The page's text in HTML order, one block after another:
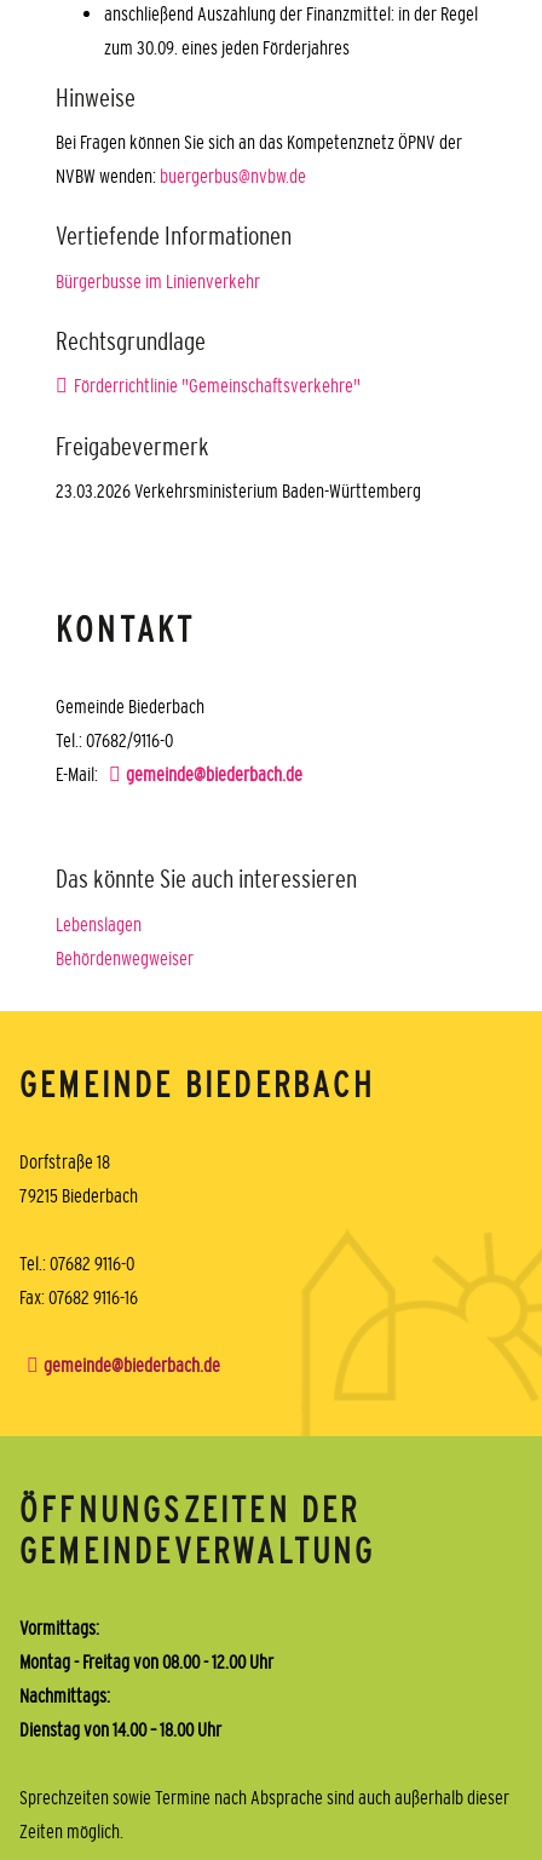
anschließend Auszahlung der Finanzmittel: in der Regel
zum 30.09. eines jeden Förderjahres
Hinweise
Bei Fragen können Sie sich an das Kompetenznetz ÖPNV der
NVBW wenden: buergerbus@nvbw.de
Vertiefende Informationen
Bürgerbusse im Linienverkehr
Rechtsgrundlage
Förderrichtlinie "Gemeinschaftsverkehre"
Freigabevermerk
23.03.2026 Verkehrsministerium Baden-Württemberg
KONTAKT
Gemeinde Biederbach
Tel.: 07682/9116-0
E-Mail:
gemeinde@biederbach.de
Das könnte Sie auch interessieren
Lebenslagen
Behördenwegweiser
GEMEINDE BIEDERBACH
Dorfstraße 18
79215 Biederbach
Tel.: 07682 9116-0
Fax: 07682 9116-16
gemeinde@biederbach.de
ÖFFNUNGSZEITEN DER
GEMEINDEVERWALTUNG
Vormittags:
Montag - Freitag von 08.00 - 12.00 Uhr
Nachmittags:
Dienstag von 14.00 – 18.00 Uhr
Sprechzeiten sowie Termine nach Absprache sind auch außerhalb dieser
Zeiten möglich.